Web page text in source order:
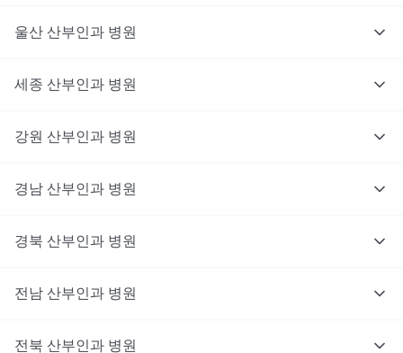
울산 산부인과 병원
세종 산부인과 병원
강원 산부인과 병원
경남 산부인과 병원
경북 산부인과 병원
전남 산부인과 병원
전북 산부인과 병원